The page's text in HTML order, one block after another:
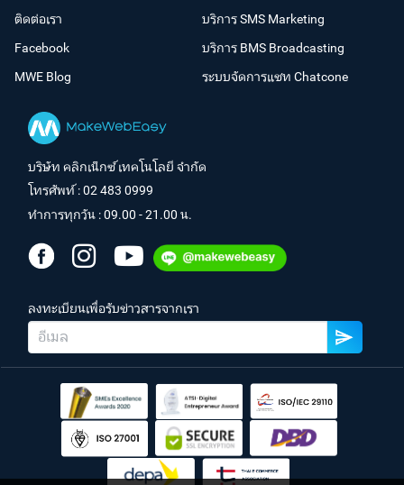
ติดต่อเรา
Facebook
MWE Blog
บริการ SMS Marketing
บริการ BMS Broadcasting
ระบบจัดการแชท Chatcone
บริษัท คลิกเน็กซ์ เทคโนโลยี จำกัด
โทรศัพท์ :02 483 0999
ทำการทุกวัน : 09.00 - 21.00 น.
ลงทะเบียนเพื่อรับข่าวสารจากเรา